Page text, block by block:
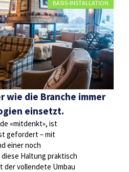
BASIS-INSTALLATION
wie die Branche immer
einsetzt.
«mitdenkt», ist
gefordert – mit
einer noch
Haltung praktisch
der vollendete Umbau